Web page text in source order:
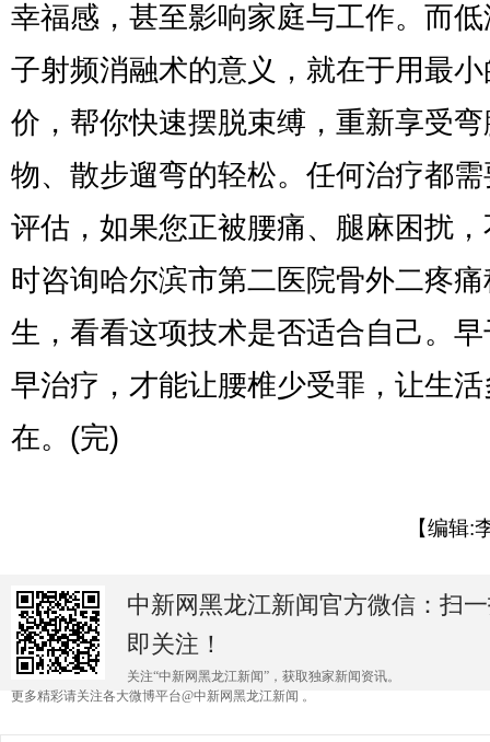
幸福感，甚至影响家庭与工作。而
子射频消融术的意义，就在于用最
价，帮你快速摆脱束缚，重新享受
物、散步遛弯的轻松。任何治疗都
评估，如果您正被腰痛、腿麻困扰
时咨询哈尔滨市第二医院骨外二疼
生，看看这项技术是否适合自己。
早治疗，才能让腰椎少受罪，让生
在。(完)
【编辑:
中新网黑龙江新闻官方微信：扫
即关注！
关注“中新网黑龙江新闻”，获取独家新闻资讯。
更多精彩请关注各大微博平台@中新网黑龙江新闻 。